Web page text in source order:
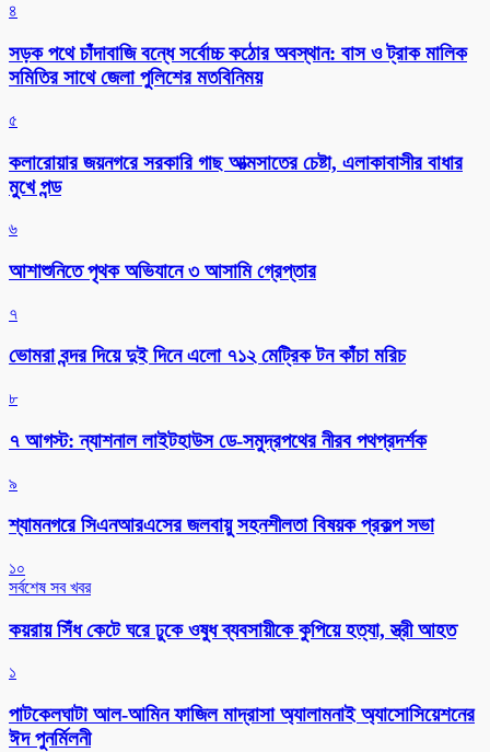
৪
সড়ক পথে চাঁদাবাজি বন্ধে সর্বোচ্চ কঠোর অবস্থান: বাস ও ট্রাক মালিক
সমিতির সাথে জেলা পুলিশের মতবিনিময়
৫
কলারোয়ার জয়নগরে সরকারি গাছ আত্মসাতের চেষ্টা, এলাকাবাসীর বাধার
মুখে পন্ড
৬
আশাশুনিতে পৃথক অভিযানে ৩ আসামি গ্রেপ্তার
৭
ভোমরা বন্দর দিয়ে দুই দিনে এলো ৭১২ মেট্রিক টন কাঁচা মরিচ
৮
৭ আগস্ট: ন্যাশনাল লাইটহাউস ডে-সমুদ্রপথের নীরব পথপ্রদর্শক
৯
শ্যামনগরে সিএনআরএসের জলবায়ু সহনশীলতা বিষয়ক প্রকল্প সভা
১০
সর্বশেষ সব খবর
কয়রায় সিঁধ কেটে ঘরে ঢুকে ওষুধ ব্যবসায়ীকে কুপিয়ে হত্যা, স্ত্রী আহত
১
পাটকেলঘাটা আল-আমিন ফাজিল মাদ্রাসা অ্যালামনাই অ্যাসোসিয়েশনের
ঈদ পুনর্মিলনী